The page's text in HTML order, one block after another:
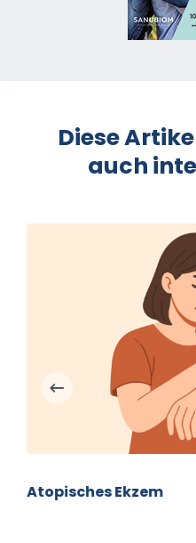
Diese
auch
Atopisches Ekzem